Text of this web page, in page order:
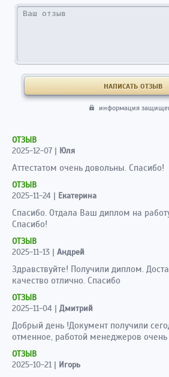
информация
ОТЗЫВ
2025-12-07 | Юля
Аттестатом очень довольны. Спасибо!
ОТЗЫВ
2025-11-24 | Екатерина
Спасибо. Отдала Ваш диплом на
Спасибо!
ОТЗЫВ
2025-11-13 | Андрей
Здравствуйте! Получили диплом.
качество отлично. Спасибо
ОТЗЫВ
2025-11-04 | Дмитрий
Добрый день !Документ получили
отменное, работой менеджеров очень
ОТЗЫВ
2025-10-21| Игорь